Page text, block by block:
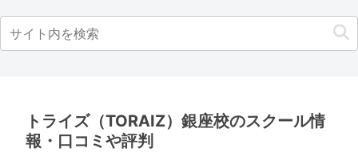
トライズ（TORAIZ）銀座校のスクール情
報・口コミや評判